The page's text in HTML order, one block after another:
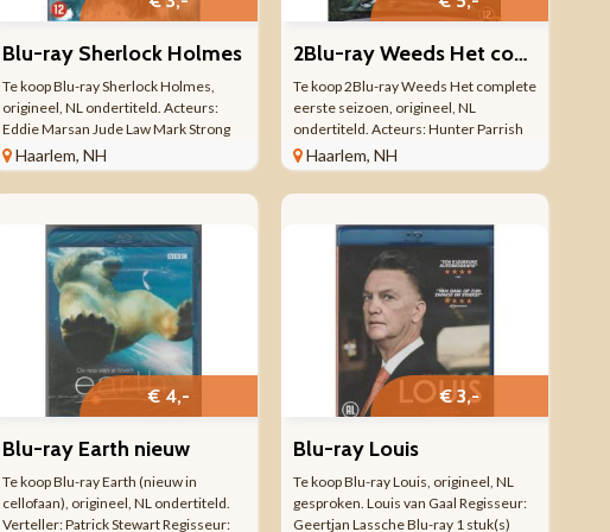
Blu-ray Sherlock Holmes
Te koop Blu-ray Sherlock Holmes,
origineel, NL ondertiteld. Acteurs:
Eddie Marsan Jude Law Mark Strong
Robert Downey Jr. Robert Maillet
Rachel McAdams Stemmen orig.
versie: Robert Downey Jr. Trey Parker
Haarlem, NH
2Blu-ray Weeds Het complete eerste seizoen
Te koop 2Blu-ray Weeds Het complete
eerste seizoen, origineel, NL
ondertiteld. Acteurs: Hunter Parrish
Alexander Gould Kevin Nealon Justin
Kirk Kevin Beeld: High Definition
1.78:1 Geluid: Dolby TrueHD
Haarlem, NH
€ 4,-
Blu-ray Earth nieuw
Te koop Blu-ray Earth (nieuw in
cellofaan), origineel, NL ondertiteld.
Verteller: Patrick Stewart Regisseur:
€ 3,-
Blu-ray Louis
Te koop Blu-ray Louis, origineel, NL
gesproken. Louis van Gaal Regisseur:
Geertjan Lassche Blu-ray 1 stuk(s)